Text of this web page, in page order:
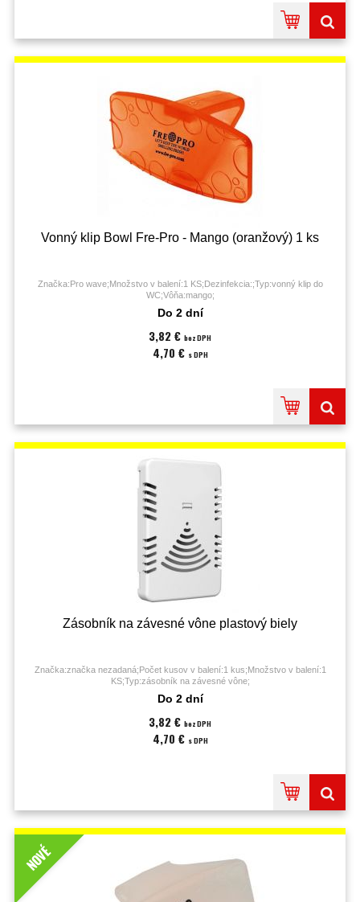
Vonný klip Bowl Fre-Pro - Mango (oranžový) 1 ks
Značka:Pro wave;Množstvo v balení:1 KS;Dezinfekcia:;Typ:vonný klip do
WC;Vôňa:mango;
Do 2 dní
3,82 € bez DPH
4,70 € s DPH
Zásobník na závesné vône plastový biely
Značka:značka nezadaná;Počet kusov v balení:1 kus;Množstvo v balení:1
KS;Typ:zásobník na závesné vône;
Do 2 dní
3,82 € bez DPH
4,70 € s DPH
NOVÉ